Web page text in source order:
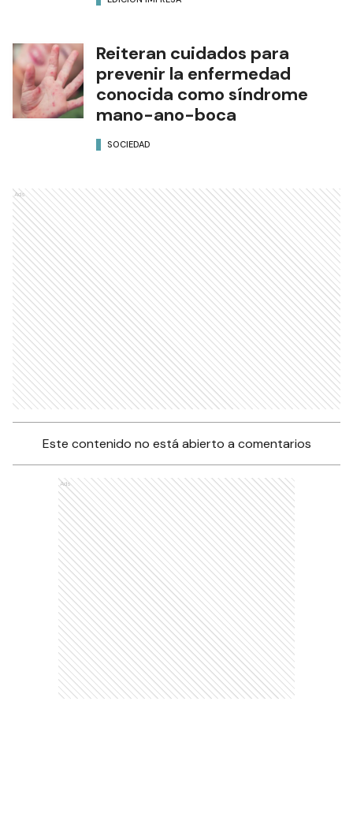
Reiteran cuidados para
prevenir la enfermedad
conocida como síndrome
mano-ano-boca
SOCIEDAD
Ads
Este contenido no está abierto a comentarios
Ads